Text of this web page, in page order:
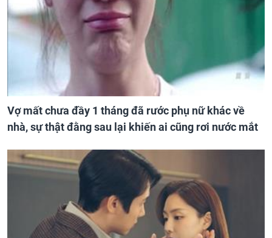
Vợ mất chưa đầy 1 tháng đã rước phụ nữ khác về
nhà, sự thật đằng sau lại khiến ai cũng rơi nước mắt